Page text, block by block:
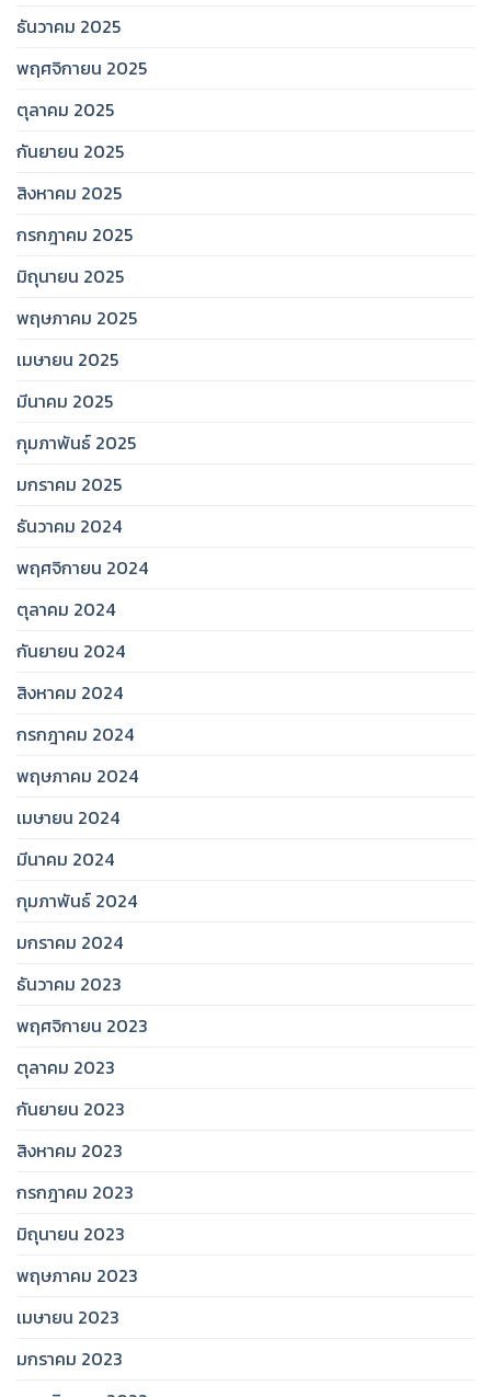
ธันวาคม 2025
พฤศจิกายน 2025
ตุลาคม 2025
กันยายน 2025
สิงหาคม 2025
กรกฎาคม 2025
มิถุนายน 2025
พฤษภาคม 2025
เมษายน 2025
มีนาคม 2025
กุมภาพันธ์ 2025
มกราคม 2025
ธันวาคม 2024
พฤศจิกายน 2024
ตุลาคม 2024
กันยายน 2024
สิงหาคม 2024
กรกฎาคม 2024
พฤษภาคม 2024
เมษายน 2024
มีนาคม 2024
กุมภาพันธ์ 2024
มกราคม 2024
ธันวาคม 2023
พฤศจิกายน 2023
ตุลาคม 2023
กันยายน 2023
สิงหาคม 2023
กรกฎาคม 2023
มิถุนายน 2023
พฤษภาคม 2023
เมษายน 2023
มกราคม 2023